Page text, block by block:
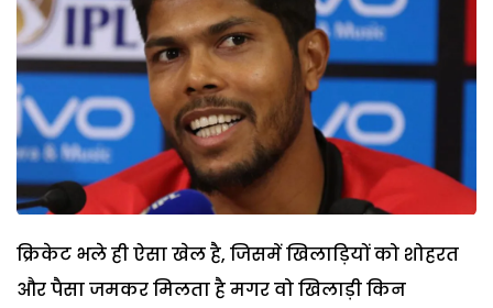
क्रिकेट भले ही ऐसा खेल है, जिसमें खिलाड़ियों को शोहरत
और पैसा जमकर मिलता है मगर वो खिलाड़ी किन